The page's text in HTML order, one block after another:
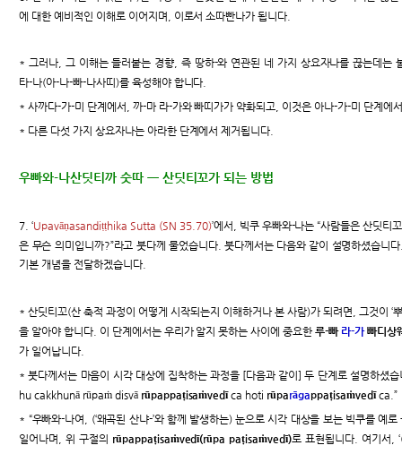
에 대한 예비적인 이해로 이어지며, 이로서 소따빤나가 됩니다.
* 그러나, 그 이해는 들러붙는 경향, 즉 땅하-와 연관된 네 가지 상요자나를 끊는데는
타-나(아-나-빠-나사띠)를 육성해야 합니다.
* 사까다-가-미 단계에서, 까-마 라-가와 빠띠가가 약화되고, 이것은 아나-가-미 단계에
* 다른 다섯 가지 상요자나는 아라한 단계에서 제거됩니다.
우빠와-나산딧티까 숫따 ㅡ 산딧티꼬가 되는 방법
7. ‘Upavāṇasandiṭṭhika Sutta (SN 35.70)’에서, 빅쿠 우빠와-나는 “사람들은 산딧티
은 무슨 의미입니까?”라고 붓다께 물었습니다. 붓다께서는 다음와 같이 설명하셨습니
기본 개념을 전달하겠습니다.
* 산딧티꼬(산 축적 과정이 어떻게 시작되는지 이해하거나 본 사람)가 되려면, 그것이 ‘
을 알아야 합니다. 이 단계에서는 우리가 알지 못하는 사이에 중요한 루-빠 라-가빠디상
가 일어납니다.
* 붓다께서는 마음이 시각 대상에 집착하는 과정을 [다음과 같이] 두 단계로 설명하셨
hu cakkhunā rūpaṁ disvā rūpappaṭisaṁvedīca hoti rūparāgappaṭisaṁvedīca.”
* “우빠와-나여, (‘왜곡된 산냐-’와 함께 발생하는) 눈으로 시각 대상을 보는 빅쿠를 예
일어나며, 위 구절의 rūpappaṭisaṁvedī(rūpa paṭisaṁvedī)로 표현됩니다. 여기서,